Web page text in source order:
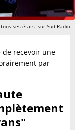
ses états” sur Sud Radio.
de recevoir une
par